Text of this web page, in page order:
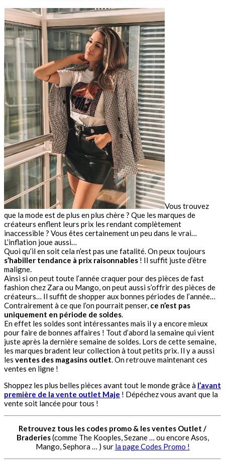
Vous trouvez
que la mode est de plus en plus chère ? Que les marques de
créateurs enflent leurs prix les rendant complètement
inaccessible ? Vous êtes certainement un peu dans le vrai…
L’inflation joue aussi…
Quoi qu’il en soit cela n’est pas une fatalité. On peux toujours
s’habiller tendance à prix raisonnables ! Il suffit juste d’être
maligne.
Ainsi si on peut toute l’année craquer pour des pièces de fast
fashion chez Zara ou Mango, on peut aussi s’offrir des pièces de
créateurs… Il suffit de shopper aux bonnes périodes de l’année…
Contrairement à ce que l’on pourrait penser, ce n’est pas
uniquement en période de soldes.
En effet les soldes sont intéressantes mais il y a encore mieux
pour faire de bonnes affaires ! Tout d’abord la semaine qui vient
juste après la dernière semaine de soldes. Lors de cette semaine,
les marques bradent leur collection à tout petits prix. Il y a aussi
les ventes des magasins outlet. On retrouve maintenant ces
ventes en ligne !
Shoppez les plus belles pièces avant tout le monde grâce à l’avant
première de la vente outlet Maje ! Dépéchez vous avant que la
vente soit lancée pour tous !
Retrouvez tous les codes promo & les ventes Outlet /
Braderies(comme The Kooples, Sezane … ou encore Asos,
Mango, Sephora … ) sur la page Codes Promo !